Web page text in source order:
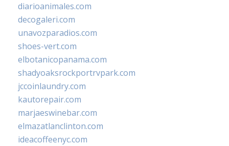
diarioanimales.com
decogaleri.com
unavozparadios.com
shoes-vert.com
elbotanicopanama.com
shadyoaksrockportrvpark.com
jccoinlaundry.com
kautorepair.com
marjaeswinebar.com
elmazatlanclinton.com
ideacoffeenyc.com